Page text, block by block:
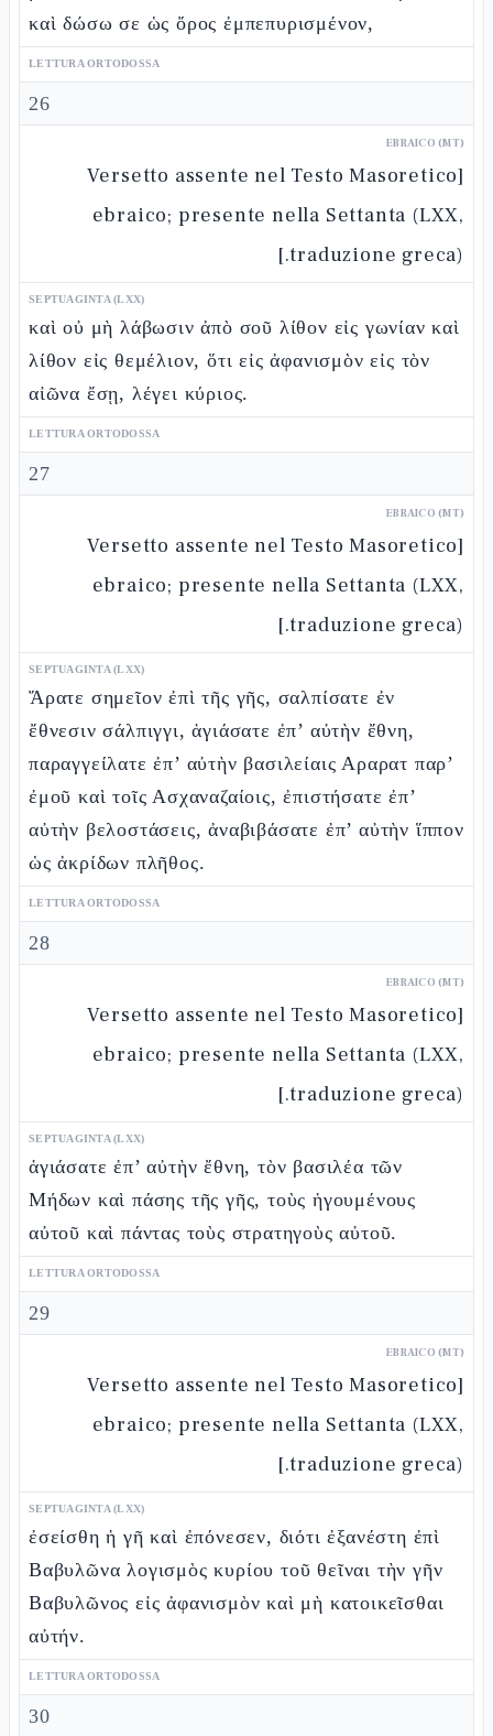
καὶ δώσω σε ὡς ὄρος ἐμπεπυρισμένον,
LETTURA ORTODOSSA
26
EBRAICO (MT)
[Versetto assente nel Testo Masoretico
ebraico; presente nella Settanta (LXX,
traduzione greca).]
SEPTUAGINTA (LXX)
καὶ οὐ μὴ λάβωσιν ἀπὸ σοῦ λίθον εἰς γωνίαν καὶ
λίθον εἰς θεμέλιον, ὅτι εἰς ἀφανισμὸν εἰς τὸν
αἰῶνα ἔσῃ, λέγει κύριος.
LETTURA ORTODOSSA
27
EBRAICO (MT)
[Versetto assente nel Testo Masoretico
ebraico; presente nella Settanta (LXX,
traduzione greca).]
SEPTUAGINTA (LXX)
Ἄρατε σημεῖον ἐπὶ τῆς γῆς, σαλπίσατε ἐν
ἔθνεσιν σάλπιγγι, ἁγιάσατε ἐπ’ αὐτὴν ἔθνη,
παραγγείλατε ἐπ’ αὐτὴν βασιλείαις Αραρατ παρ’
ἐμοῦ καὶ τοῖς Ασχαναζαίοις, ἐπιστήσατε ἐπ’
αὐτὴν βελοστάσεις, ἀναβιβάσατε ἐπ’ αὐτὴν ἵππον
ὡς ἀκρίδων πλῆθος.
LETTURA ORTODOSSA
28
EBRAICO (MT)
[Versetto assente nel Testo Masoretico
ebraico; presente nella Settanta (LXX,
traduzione greca).]
SEPTUAGINTA (LXX)
ἁγιάσατε ἐπ’ αὐτὴν ἔθνη, τὸν βασιλέα τῶν
Μήδων καὶ πάσης τῆς γῆς, τοὺς ἡγουμένους
αὐτοῦ καὶ πάντας τοὺς στρατηγοὺς αὐτοῦ.
LETTURA ORTODOSSA
29
EBRAICO (MT)
[Versetto assente nel Testo Masoretico
ebraico; presente nella Settanta (LXX,
traduzione greca).]
SEPTUAGINTA (LXX)
ἐσείσθη ἡ γῆ καὶ ἐπόνεσεν, διότι ἐξανέστη ἐπὶ
Βαβυλῶνα λογισμὸς κυρίου τοῦ θεῖναι τὴν γῆν
Βαβυλῶνος εἰς ἀφανισμὸν καὶ μὴ κατοικεῖσθαι
αὐτήν.
LETTURA ORTODOSSA
30